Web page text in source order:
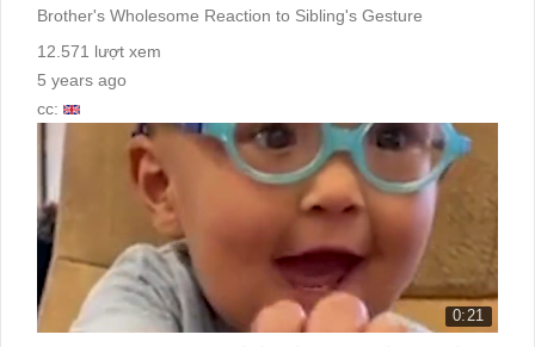
Brother's Wholesome Reaction to Sibling's Gesture
12.571 lượt xem
5 years ago
cc:
0:21